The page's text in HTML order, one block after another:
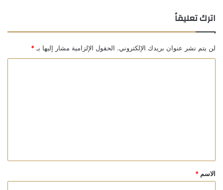
اترك تعليقاً
لن يتم نشر عنوان بريدك الإلكتروني. الحقول الإلزامية مشار إليها بـ *
*
الاسم *